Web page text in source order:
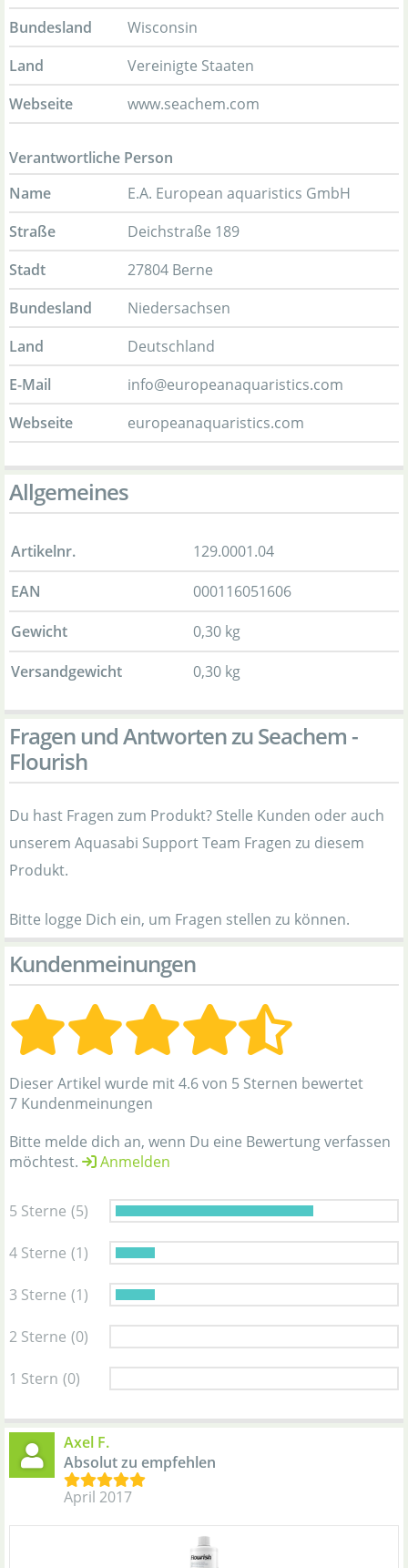
Bundesland
Wisconsin
Land
Vereinigte Staaten
Webseite
www.seachem.com
Verantwortliche Person
Name
E.A. European aquaristics GmbH
Straße
Deichstraße 189
Stadt
27804 Berne
Bundesland
Niedersachsen
Land
Deutschland
E-Mail
info@europeanaquaristics.com
Webseite
europeanaquaristics.com
Allgemeines
Artikelnr.
129.0001.04
EAN
000116051606
Gewicht
0,30 kg
Versandgewicht
0,30 kg
Fragen und Antworten zu Seachem -
Flourish
Du hast Fragen zum Produkt? Stelle Kunden oder auch
unserem Aquasabi Support Team Fragen zu diesem
Produkt.
Bitte logge Dich ein, um Fragen stellen zu können.
Kundenmeinungen
Dieser Artikel wurde mit 4.6 von 5 Sternen bewertet
7 Kundenmeinungen
Bitte melde dich an, wenn Du eine Bewertung verfassen
möchtest.
Anmelden
5 Sterne (5)
4 Sterne (1)
3 Sterne (1)
2 Sterne (0)
1 Stern (0)
Axel F.
Absolut zu empfehlen
April 2017